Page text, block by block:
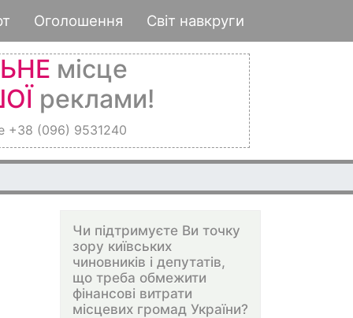
Оголошення Світ навкруги
місце
реклами!
+38 (096) 9531240
Чи підтримуєте Ви точку
зору київських
чиновників і депутатів,
що треба обмежити
фінансові витрати
місцевих громад України?